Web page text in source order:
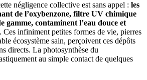
négligence collective est sans appel : les
de l’oxybenzone, filtre UV chimique
gamme, contaminent l’eau douce et
. Ces infiniment petites formes de vie, pierres
écosystème sain, perçoivent ces dépôts
directs. La photosynthèse du
au simple contact de quelques